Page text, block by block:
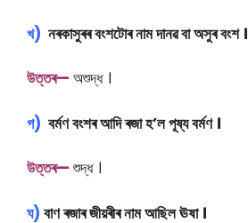
খ) নৰকাসুৰৰ বংশটোৰ নাম দানৱ বা অসুৰ বংশ ।
উত্তৰ— অশুদ্ধ ।
গ) বৰ্মণ বংশৰ আদি ৰজা হ’ল পূষ্য বৰ্মণ ।
উত্তৰ— শুদ্ধ ।
ঘ) বাণ ৰজাৰ জীয়ৰীৰ নাম আছিল ঊষা ।